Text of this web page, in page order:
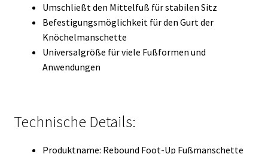
Umschließt den Mittelfuß für stabilen Sitz
Befestigungsmöglichkeit für den Gurt der
Knöchelmanschette
Universalgröße für viele Fußformen und
Anwendungen
Technische Details:
Produktname: Rebound Foot-Up Fußmanschette